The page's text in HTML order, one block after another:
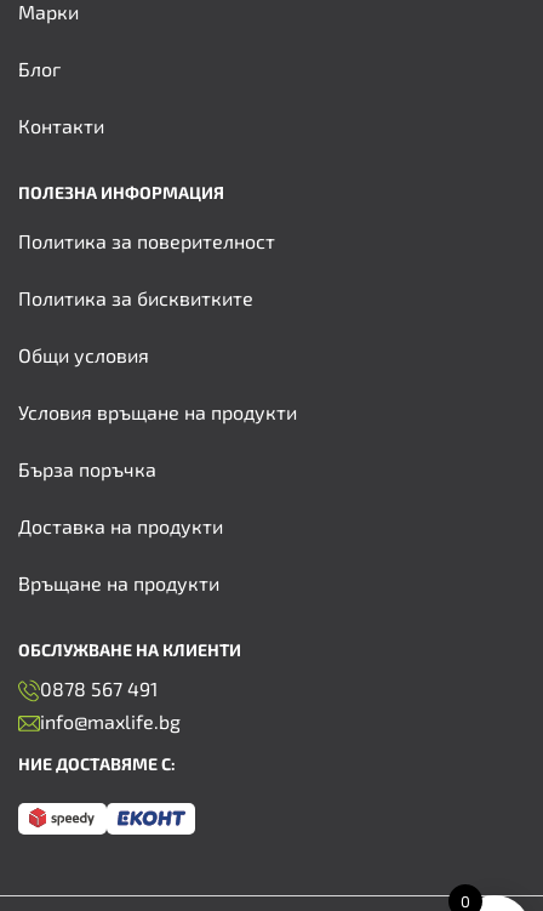
Марки
Блог
Контакти
ПОЛЕЗНА ИНФОРМАЦИЯ
Политика за поверителност
Политика за бисквитките
Общи условия
Условия връщане на продукти
Бърза поръчка
Доставка на продукти
Връщане на продукти
ОБСЛУЖВАНЕ НА КЛИЕНТИ
0878 567 491
info@maxlife.bg
НИЕ ДОСТАВЯМЕ С:
0